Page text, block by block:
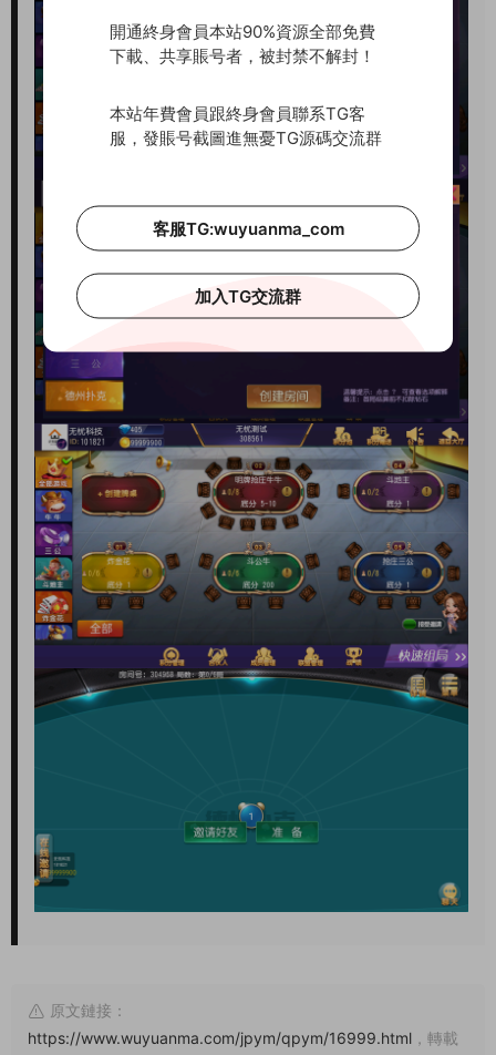
原文鏈接：
https://www.wuyuanma.com/jpym/qpym/16999.html ，轉載
開通終身會員本站90%資源全部免費
下載、共享賬号者，被封禁不解封！
本站年費會員跟終身會員聯系TG客
服，發賬号截圖進無憂TG源碼交流群
客服TG:wuyuanma_com
加入TG交流群